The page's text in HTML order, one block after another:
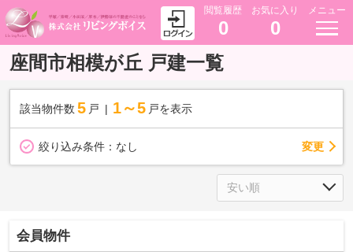
閲覧履歴
0
お気に入り
0
メニュー
座間市相模が丘 戸建一覧
該当物件数 5 戸 1～5 戸を表示
絞り込み条件： なし 変更
会員物件